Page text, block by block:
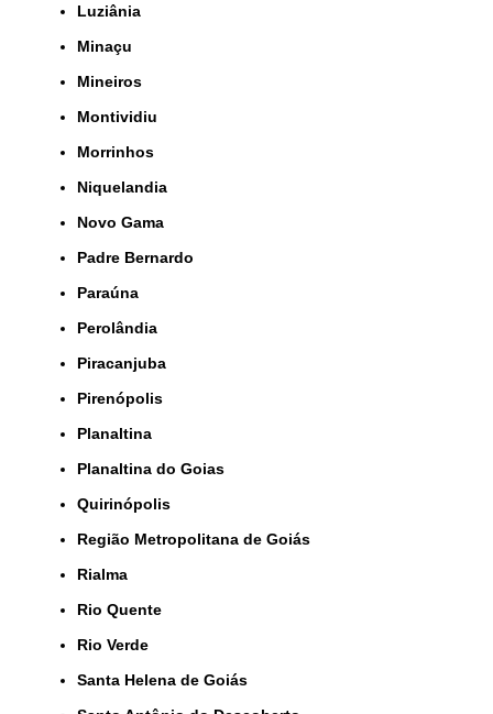
Luziânia
Minaçu
Mineiros
Montividiu
Morrinhos
Niquelandia
Novo Gama
Padre Bernardo
Paraúna
Perolândia
Piracanjuba
Pirenópolis
Planaltina
Planaltina do Goias
Quirinópolis
Região Metropolitana de Goiás
Rialma
Rio Quente
Rio Verde
Santa Helena de Goiás